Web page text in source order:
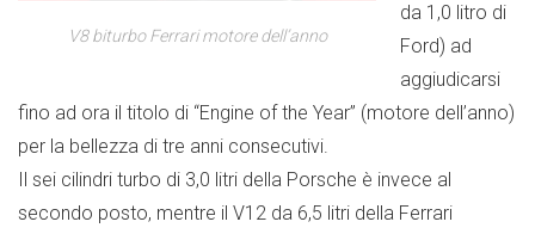
V8 biturbo Ferrari motore dell’anno
da 1,0 litro di
Ford) ad
aggiudicarsi
fino ad ora il titolo di “Engine of the Year” (motore dell’anno)
per la bellezza di tre anni consecutivi.
Il sei cilindri turbo di 3,0 litri della Porsche è invece al
secondo posto, mentre il V12 da 6,5 litri della Ferrari